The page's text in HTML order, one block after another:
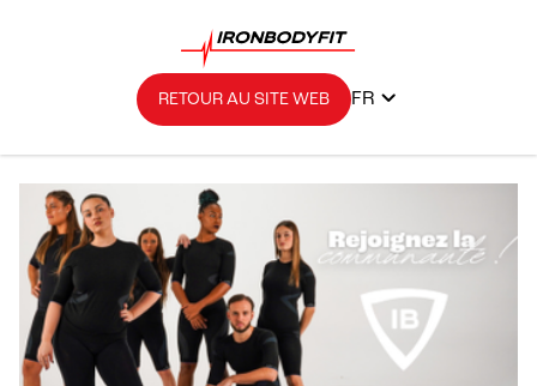
RETOUR AU SITE WEB FR